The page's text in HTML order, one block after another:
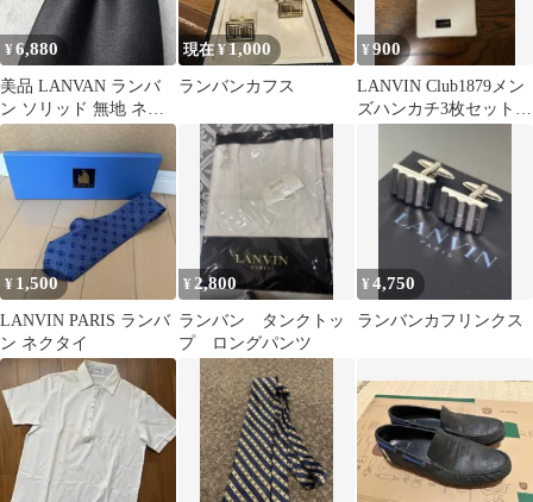
¥6,880
美品 LANVAN ランバ
ン ソリッド 無地 ネク
タイ ブラック 黒
現在 ¥1,000
ランバンカフス
¥900
LANVIN Club1879メン
ズハンカチ3枚セット
¥ 1,500
LANVIN PARIS ランバ
ン ネクタイ
¥ 2,800
ランバン タンクトッ
プ ロングパンツ
¥4,750
ランバンカフリンクス